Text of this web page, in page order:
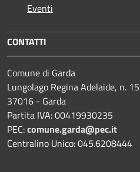
Eventi
CONTATTI
Comune di Garda
Lungolago Regina Adelaide, n.
37016 - Garda
Partita IVA: 00419930235
PEC:comune.garda@pec.it
Centralino Unico: 045.6208444